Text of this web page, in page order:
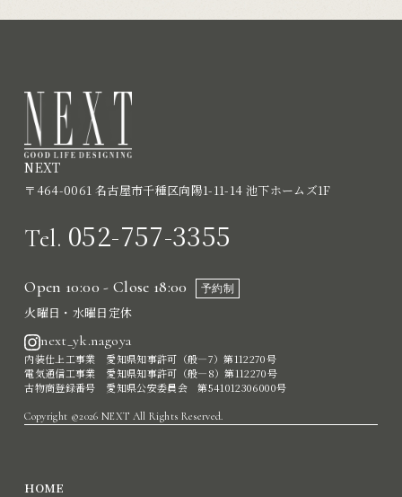
NEXT
〒464-0061 名古屋市千種区向陽1-11-14 池下ホームズ1F
Tel. 052-757-3355
Open 10:00 - Close 18:00 予約制
火曜日・水曜日定休
next_yk.nagoya
内装仕上工事業 愛知県知事許可（般―7）第112270号
電気通信工事業 愛知県知事許可（般―8）第112270号
古物商登録番号 愛知県公安委員会 第541012306000号
Copyright ©2026 NEXT All Rights Reserved.
HOME